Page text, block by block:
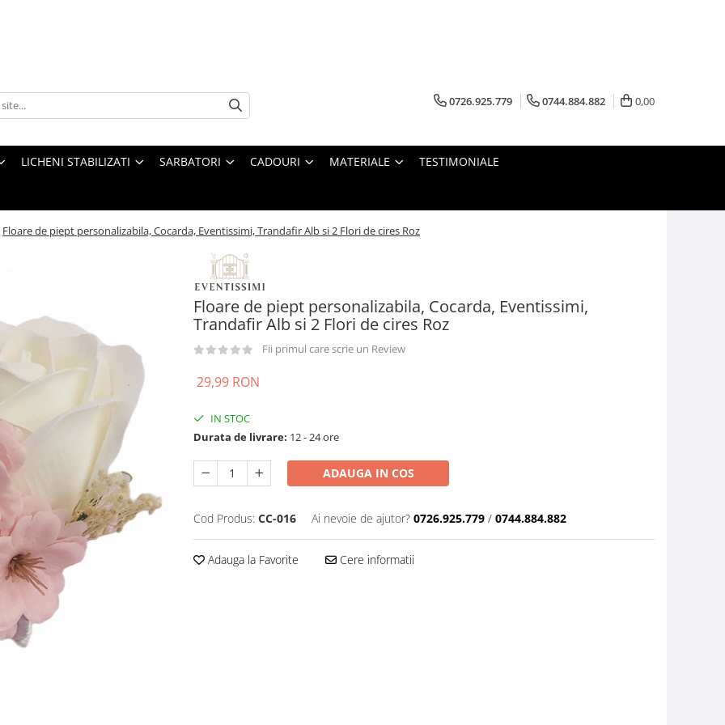
0726.925.779 0744.884.882 0,00
LICHENI STABILIZATI SARBATORI CADOURI MATERIALE TESTIMONIALE
Floare de piept personalizabila, Cocarda, Eventissimi, Trandafir Alb si 2 Flori de cires Roz
Floare de piept personalizabila, Cocarda, Eventissimi,
Trandafir Alb si 2 Flori de cires Roz
Fii primul care scrie un Review
29,99 RON
IN STOC
Durata de livrare: 12 - 24 ore
ADAUGA IN COS
Cod Produs: CC-016 Ai nevoie de ajutor? 0726.925.779 / 0744.884.882
Adauga la Favorite Cere informatii